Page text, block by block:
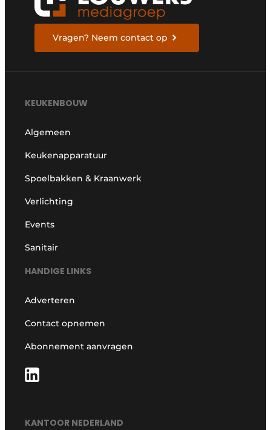
Vragen? Neem contact op
KEUKENBOUW
Algemeen
Keukenapparatuur
Spoelbakken & Kraanwerk
Verlichting
Events
Sanitair
HANDIGE LINKS
Adverteren
Contact opnemen
Abonnement aanvragen
KANTOOR NEDERLAND